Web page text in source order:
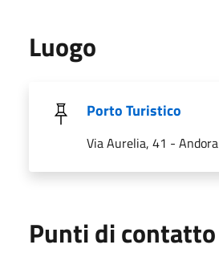
Luogo
Porto Turistico
Via Aurelia, 41 - Andora
Punti di contatto